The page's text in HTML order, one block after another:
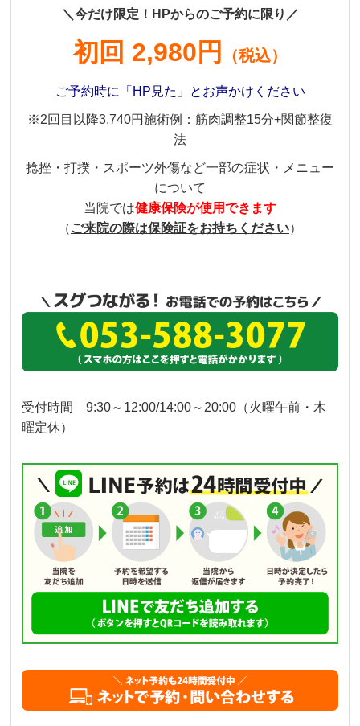
＼今だけ限定！HPからのご予約に限り／
初回 2,980円 （税込）
ご予約時に「HP見た」とお声かけください
※2回目以降3,740円施術例：筋肉調整15分+関節整復
法
捻挫・打撲・スポーツ外傷など一部の症状・メニュー
について
当院では健康保険が使用できます
（ ご来院の際は保険証をお持ちください）
受付時間 9:30～12:00/14:00～20:00（火曜午前・木
曜定休）